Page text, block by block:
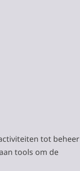
tot beheer
tools om de